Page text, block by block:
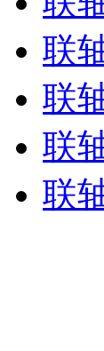
联
联
联
联